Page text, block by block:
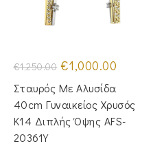
€1,250.00 Original
price
was:
€1,250.00.
€1,000.00
Σταυρός Με Αλυσίδα
40cm Γυναικείος Χρυσός
Κ14 Διπλής Όψης AFS-
20361Y